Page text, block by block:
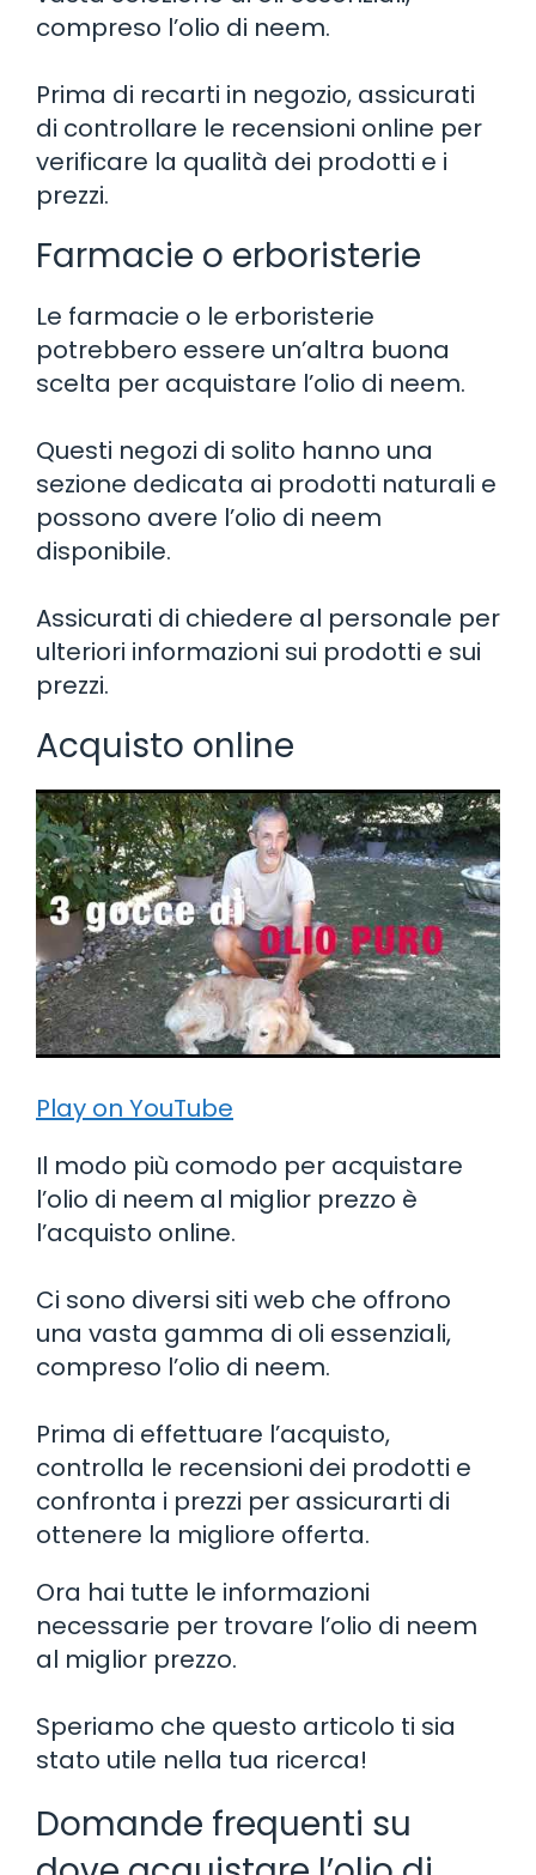
compreso l’olio di neem.
Prima di recarti in negozio, assicurati
di controllare le recensioni online per
verificare la qualità dei prodotti e i
prezzi.
Farmacie o erboristerie
Le farmacie o le erboristerie
potrebbero essere un’altra buona
scelta per acquistare l’olio di neem.
Questi negozi di solito hanno una
sezione dedicata ai prodotti naturali e
possono avere l’olio di neem
disponibile.
Assicurati di chiedere al personale per
ulteriori informazioni sui prodotti e sui
prezzi.
Acquisto online
Play on YouTube
Il modo più comodo per acquistare
l’olio di neem al miglior prezzo è
l’acquisto online.
Ci sono diversi siti web che offrono
una vasta gamma di oli essenziali,
compreso l’olio di neem.
Prima di effettuare l’acquisto,
controlla le recensioni dei prodotti e
confronta i prezzi per assicurarti di
ottenere la migliore offerta.
Ora hai tutte le informazioni
necessarie per trovare l’olio di neem
al miglior prezzo.
Speriamo che questo articolo ti sia
stato utile nella tua ricerca!
Domande frequenti su